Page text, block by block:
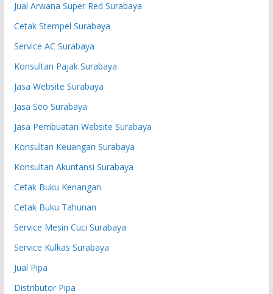
Jual Arwana Super Red Surabaya
Cetak Stempel Surabaya
Service AC Surabaya
Konsultan Pajak Surabaya
Jasa Website Surabaya
Jasa Seo Surabaya
Jasa Pembuatan Website Surabaya
Konsultan Keuangan Surabaya
Konsultan Akuntansi Surabaya
Cetak Buku Kenangan
Cetak Buku Tahunan
Service Mesin Cuci Surabaya
Service Kulkas Surabaya
Jual Pipa
Distributor Pipa